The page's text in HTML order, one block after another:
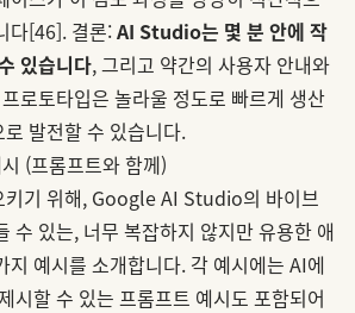
다[46]. 결론:AI Studio는 몇 분 안에 작
있습니다, 그리고 약간의 사용자 안내와
로토타입은 놀라울 정도로 빠르게 생산
발전할 수 있습니다.
(프롬프트와 함께)
키기 위해, Google AI Studio의 바이브
수 있는, 너무 복잡하지 않지만 유용한 애
지 예시를 소개합니다. 각 예시에는 AI에
시할 수 있는 프롬프트 예시도 포함되어